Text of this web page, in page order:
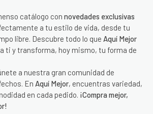
catálogo con novedades exclusivas
a tu estilo de vida, desde tu
libre. Descubre todo lo que Aquí Mejor
ti y transforma, hoy mismo, tu forma de
a nuestra gran comunidad de
En Aquí Mejor, encuentras variedad,
en cada pedido. ¡Compra mejor,